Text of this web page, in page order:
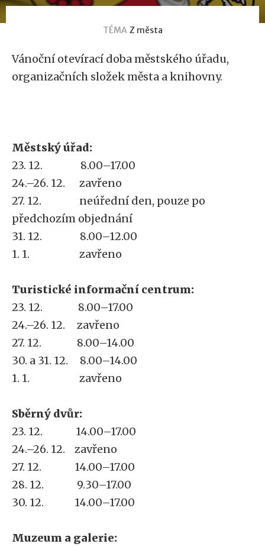
TÉMA Z města
Vánoční otevírací doba městského úřadu,
organizačních složek města a knihovny.
Městský úřad:
23. 12. 8.00–17.00
24.–26. 12. zavřeno
27. 12. neúřední den, pouze po
předchozím objednání
31. 12. 8.00–12.00
1. 1. zavřeno
Turistické informační centrum:
23. 12. 8.00–17.00
24.–26. 12. zavřeno
27. 12. 8.00–14.00
30. a 31. 12. 8.00–14.00
1. 1. zavřeno
Sběrný dvůr:
23. 12. 14.00–17.00
24.–26. 12. zavřeno
27. 12. 14.00–17.00
28. 12. 9.30–17.00
30. 12. 14.00–17.00
Muzeum a galerie: